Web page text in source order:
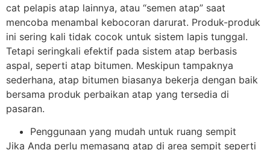
cat pelapis atap lainnya, atau “semen atap” saat
mencoba menambal kebocoran darurat. Produk-produk
ini sering kali tidak cocok untuk sistem lapis tunggal.
Tetapi seringkali efektif pada sistem atap berbasis
aspal, seperti atap bitumen. Meskipun tampaknya
sederhana, atap bitumen biasanya bekerja dengan baik
bersama produk perbaikan atap yang tersedia di
pasaran.
Penggunaan yang mudah untuk ruang sempit
Jika Anda perlu memasang atap di area sempit seperti